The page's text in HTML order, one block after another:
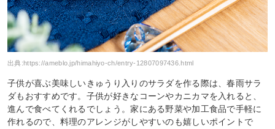
出典:https://ameblo.jp/himahiyo-ch/entry-12807097436.html
子供が喜ぶ美味しいきゅうり入りのサラダを作る際は、春雨サラ
ダもおすすめです。子供が好きなコーンやカニカマを入れると、
進んで食べてくれるでしょう。家にある野菜や加工食品で手軽に
作れるので、料理のアレンジがしやすいのも嬉しいポイントで